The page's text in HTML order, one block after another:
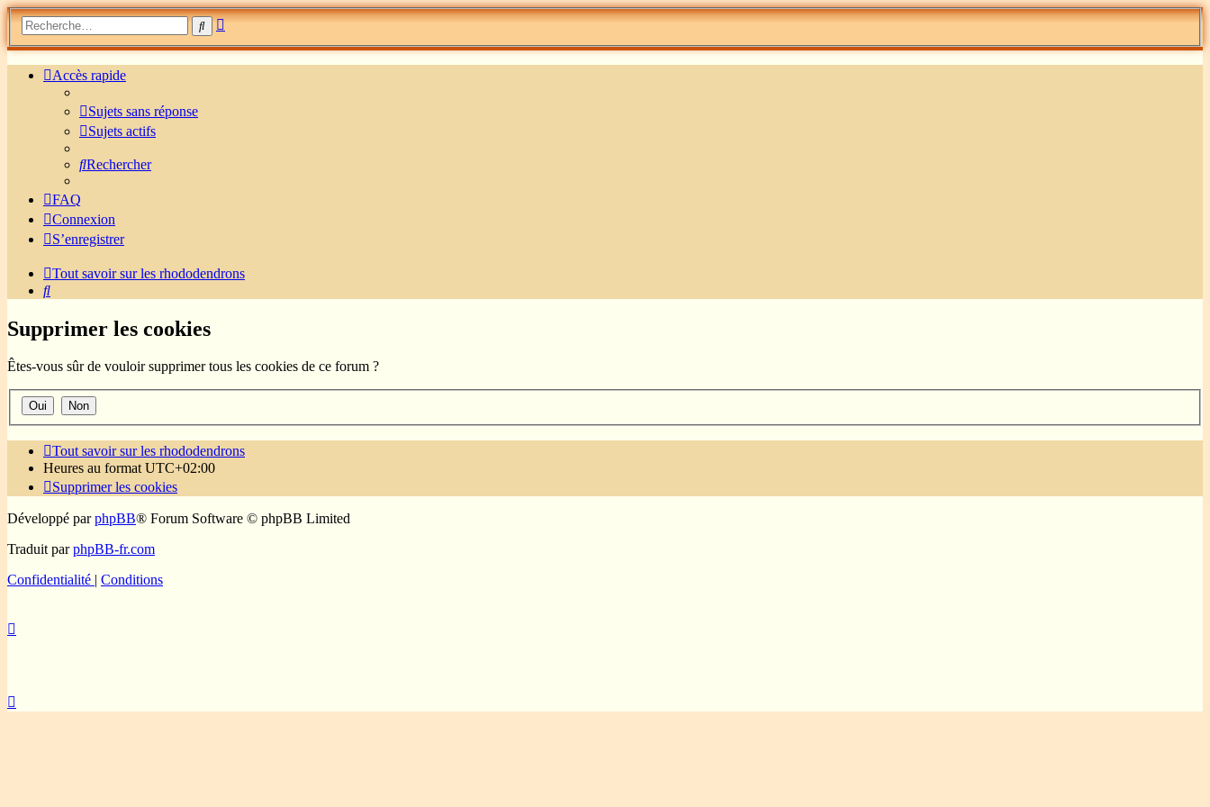
Rechercher
Recherche
Accès rapide
Sujets sans réponse
Sujets actifs
Rechercher
FAQ
Connexion
S’enregistrer
Tout savoir sur les rhododendrons
Rechercher
Supprimer les cookies
Êtes-vous sûr de vouloir supprimer tous les cookies de ce forum ?
Tout savoir sur les rhododendrons
Heures au format UTC+02:00
Supprimer les cookies
Développé parphpBB® Forum Software © phpBB Limited
Traduit parphpBB-fr.com
Confidentialité | Conditions